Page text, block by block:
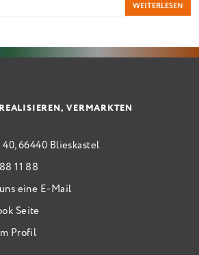
verpflichten sich zu energetischer
[…]
WEITERLESEN
VERMARKTEN
66440 Blieskastel
11 88
eine E-Mail
Seite
Profil